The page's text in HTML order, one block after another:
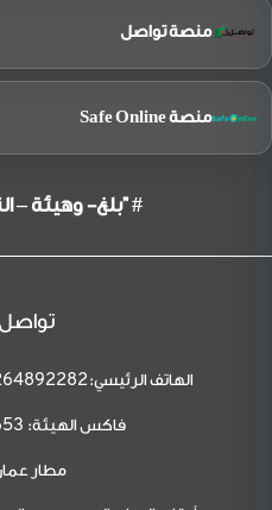
منصة تواصل
منصة Safe Online
# "بلغ- وهيئة –
الهاتف الرئيسي:
فاكس الهيئة:
مطار